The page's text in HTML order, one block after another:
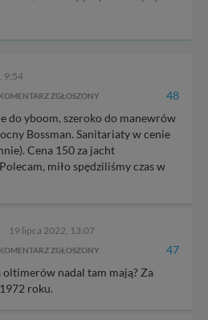
9:54
KOMENTARZ ZGŁOSZONY 48
do yboom, szeroko do manewrów
Bossman. Sanitariaty w cenie
Cena 150 za jacht
miło spędziliśmy czas w
19 lipca 2022, 13:07
KOMENTARZ ZGŁOSZONY 47
nadal tam mają? Za
roku.